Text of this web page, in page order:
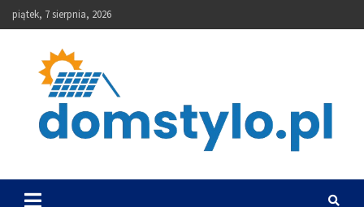
Skip
to
piątek, 7 sierpnia, 2026
DomStylo